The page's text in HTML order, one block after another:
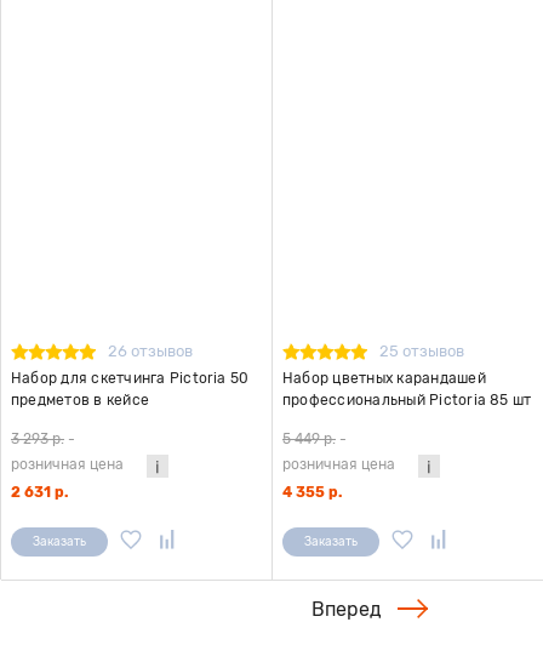
26 отзывов
Набор для скетчинга Pictoria 50
предметов в кейсе
3 293 р. -
розничная цена
2 631 р.
Заказать
25 отзывов
Набор цветных карандашей
профессиональный Pictoria 85 шт
5 449 р. -
розничная цена
4 355 р.
Заказать
Вперед